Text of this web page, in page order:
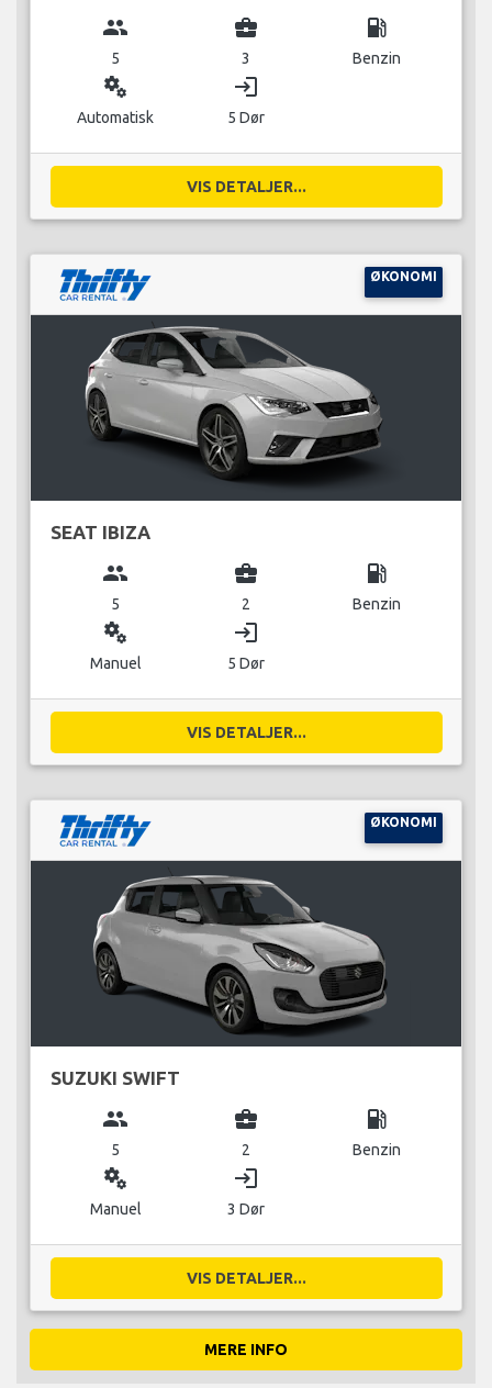
group
5
business_center
3
local_gas_station
Benzin
miscellaneous_services
Automatisk
login
5 Dør
VIS DETALJER...
ØKONOMI
SEAT IBIZA
group
5
business_center
2
local_gas_station
Benzin
miscellaneous_services
Manuel
login
5 Dør
VIS DETALJER...
ØKONOMI
SUZUKI SWIFT
group
5
business_center
2
local_gas_station
Benzin
miscellaneous_services
Manuel
login
3 Dør
VIS DETALJER...
MERE INFO